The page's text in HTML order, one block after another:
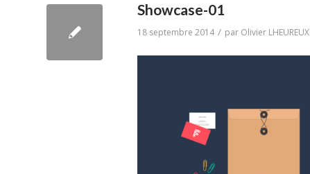
Showcase-01
18 septembre 2014 / par Olivier LHEUREUX